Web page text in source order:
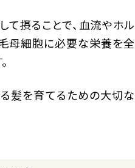
て摂ることで、血流やホル
母細胞に必要な栄養を全
る髪を育てるための大切な